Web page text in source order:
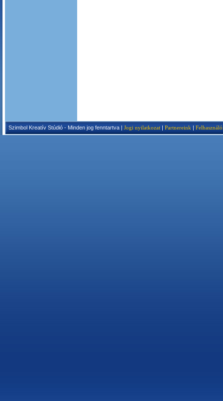
Szimbol Kreatív Stúdió - Minden jog fenntartva | Jogi nyilatkozat | Partnereink |